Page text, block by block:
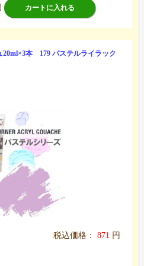
カートに入れる
本 179 パステルライラック
税込価格： 871 円